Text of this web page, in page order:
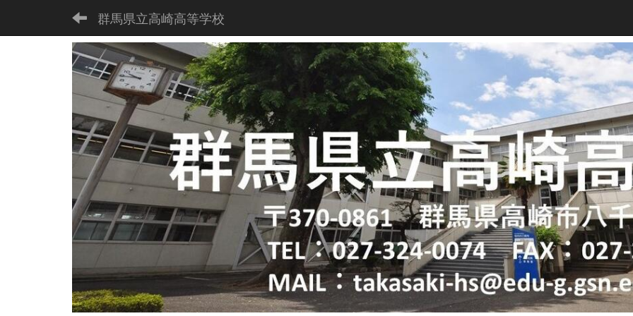
群馬県立高崎高等学校